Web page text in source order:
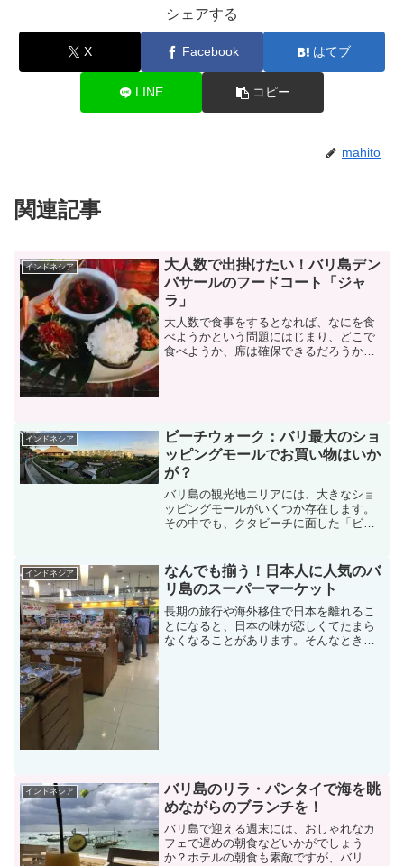
シェアする
X Facebook はてブ
LINE コピー
mahito
関連記事
インドネシア
大人数で出掛けたい！バリ島デン
パサールのフードコート「ジャ
ラ」
大人数で食事をするとなれば、なにを食
べようかという問題にはじまり、どこで
食べようか、席は確保できるだろうかな
インドネシア
ビーチウォーク：バリ最大のショ
ッピングモールでお買い物はいか
が？
バリ島の観光地エリアには、大きなショ
ッピングモールがいくつか存在します。
その中でも、クタビーチに面した「ビー
っています。今回は、バリ島で一番新し
く、一番大きいショピング...
インドネシア
なんでも揃う！日本人に人気のバ
リ島のスーパーマーケット
長期の旅行や海外移住で日本を離れるこ
とになると、日本の味が恋しくてたまら
なくなることがあります。そんなときに
インドネシア
バリ島のリラ・パンタイで海を眺
めながらのブランチを！
バリ島で迎える週末には、おしゃれなカ
フェで遅めの朝食などいかがでしょう
か？ホテルの朝食も素敵ですが、バリ島